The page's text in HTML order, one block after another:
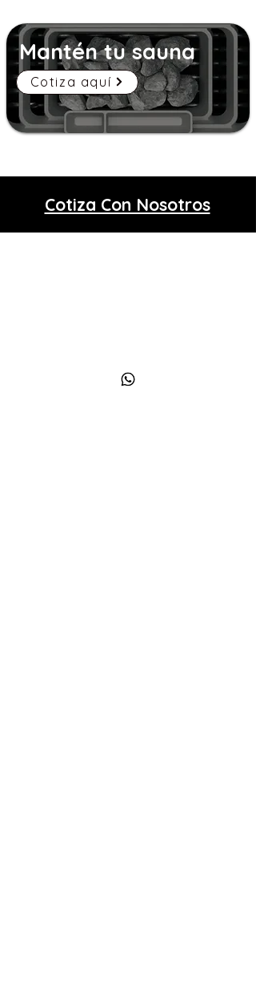
Mantén tu sauna
Cotiza aquí
Cotiza Con Nosotros